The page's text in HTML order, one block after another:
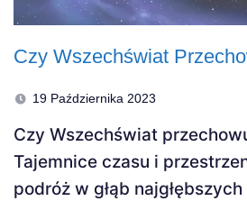
Czy Wszechświat
19 Października 2023
Czy Wszechświat
Tajemnice czasu i
podróż w głąb